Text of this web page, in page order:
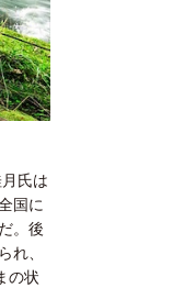
氏は
国に
。後
、
の状